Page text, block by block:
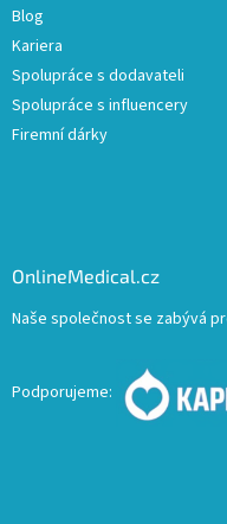
Blog
Kariera
Spolupráce s dodavateli
Spolupráce s influencery
Firemní dárky
OnlineMedical.cz
Naše společnost se zabývá
Podporujeme: